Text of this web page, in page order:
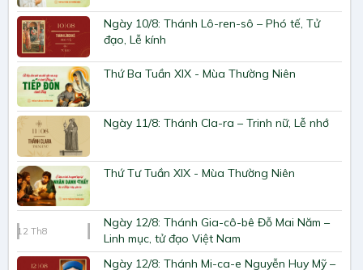
Ngày 10/8: Thánh Lô-ren-sô – Phó tế, Tử
đạo, Lễ kính
Thứ Ba Tuần XIX - Mùa Thường Niên
Ngày 11/8: Thánh Cla-ra – Trinh nữ, Lễ nhớ
Thứ Tư Tuần XIX - Mùa Thường Niên
12 Th8
Ngày 12/8: Thánh Gia-cô-bê Đỗ Mai Năm –
Linh mục, tử đạo Việt Nam
Ngày 12/8: Thánh Mi-ca-e Nguyễn Huy Mỹ –